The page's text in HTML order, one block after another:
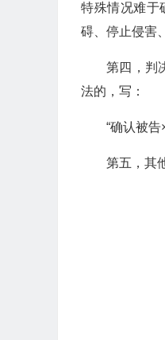
特殊情况难于
碍、停止侵害
第四，判
法的，写：
“确认被
第五，其